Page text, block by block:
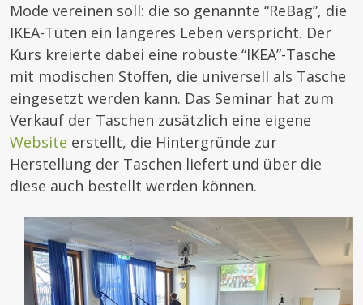
Mode vereinen soll: die so genannte “ReBag”, die
IKEA-Tüten ein längeres Leben verspricht. Der
Kurs kreierte dabei eine robuste “IKEA”-Tasche
mit modischen Stoffen, die universell als Tasche
eingesetzt werden kann. Das Seminar hat zum
Verkauf der Taschen zusätzlich eine eigene
Website erstellt, die Hintergründe zur
Herstellung der Taschen liefert und über die
diese auch bestellt werden können.